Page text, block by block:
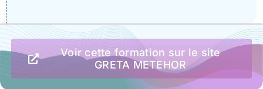
Voir cette formation sur le site
GRETA METEHOR